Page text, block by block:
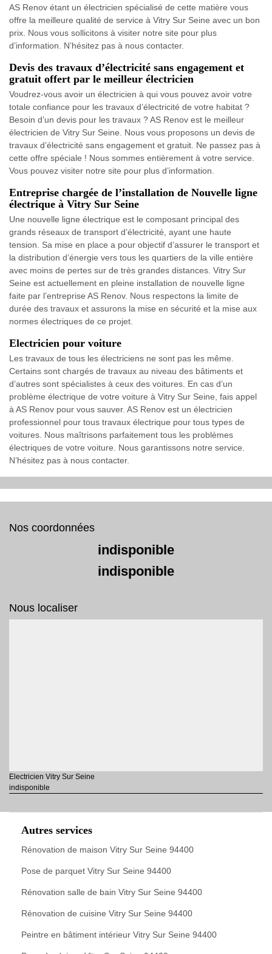
AS Renov étant un électricien spécialisé de cette matière vous
offre la meilleure qualité de service à Vitry Sur Seine avec un bon
prix. Nous vous sollicitons à visiter notre site pour plus
d’information. N’hésitez pas à nous contacter.
Devis des travaux d’électricité sans engagement et
gratuit offert par le meilleur électricien
Voudrez-vous avoir un électricien à qui vous pouvez avoir votre
totale confiance pour les travaux d’électricité de votre habitat ?
Besoin d’un devis pour les travaux ? AS Renov est le meilleur
électricien de Vitry Sur Seine. Nous vous proposons un devis de
travaux d’électricité sans engagement et gratuit. Ne passez pas à
cette offre spéciale ! Nous sommes entièrement à votre service.
Vous pouvez visiter notre site pour plus d’information.
Entreprise chargée de l’installation de Nouvelle ligne
électrique à Vitry Sur Seine
Une nouvelle ligne électrique est le composant principal des
grands réseaux de transport d’électricité, ayant une haute
tension. Sa mise en place a pour objectif d’assurer le transport et
la distribution d’énergie vers tous les quartiers de la ville entière
avec moins de pertes sur de très grandes distances. Vitry Sur
Seine est actuellement en pleine installation de nouvelle ligne
faite par l’entreprise AS Renov. Nous respectons la limite de
durée des travaux et assurons la mise en sécurité et la mise aux
normes électriques de ce projet.
Electricien pour voiture
Les travaux de tous les électriciens ne sont pas les même.
Certains sont chargés de travaux au niveau des bâtiments et
d’autres sont spécialistes à ceux des voitures. En cas d’un
problème électrique de votre voiture à Vitry Sur Seine, fais appel
à AS Renov pour vous sauver. AS Renov est un électricien
professionnel pour tous travaux électrique pour tous types de
voitures. Nous maîtrisons parfaitement tous les problèmes
électriques de votre voiture. Nous garantissons notre service.
N’hésitez pas à nous contacter.
Nos coordonnées
indisponible
indisponible
Nous localiser
Electricien Vitry Sur Seine
indisponible
Autres services
Rénovation de maison Vitry Sur Seine 94400
Pose de parquet Vitry Sur Seine 94400
Rénovation salle de bain Vitry Sur Seine 94400
Rénovation de cuisine Vitry Sur Seine 94400
Peintre en bâtiment intérieur Vitry Sur Seine 94400